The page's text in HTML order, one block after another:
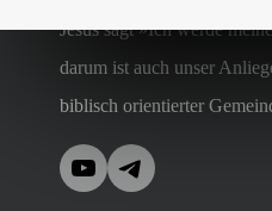
Jesus sagt »Ich werde
darum ist auch unser
biblisch orientierter
YouTubeTelegram